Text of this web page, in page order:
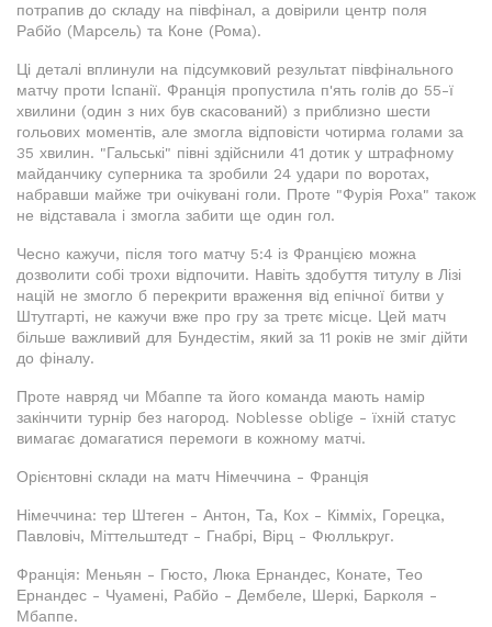
потрапив до складу на півфінал, а довірили центр поля
Рабйо (Марсель) та Коне (Рома).
Ці деталі вплинули на підсумковий результат півфінального
матчу проти Іспанії. Франція пропустила п'ять голів до 55-ї
хвилини (один з них був скасований) з приблизно шести
гольових моментів, але змогла відповісти чотирма голами за
35 хвилин. "Гальські" півні здійснили 41 дотик у штрафному
майданчику суперника та зробили 24 удари по воротах,
набравши майже три очікувані голи. Проте "Фурія Роха" також
не відставала і змогла забити ще один гол.
Чесно кажучи, після того матчу 5:4 із Францією можна
дозволити собі трохи відпочити. Навіть здобуття титулу в Лізі
націй не змогло б перекрити враження від епічної битви у
Штутгарті, не кажучи вже про гру за третє місце. Цей матч
більше важливий для Бундестім, який за 11 років не зміг дійти
до фіналу.
Проте навряд чи Мбаппе та його команда мають намір
закінчити турнір без нагород. Noblesse oblige - їхній статус
вимагає домагатися перемоги в кожному матчі.
Орієнтовні склади на матч Німеччина - Франція
Німеччина: тер Штеген - Антон, Та, Кох - Кімміх, Горецка,
Павловіч, Міттельштедт - Гнабрі, Вірц - Фюллькруг.
Франція: Меньян - Гюсто, Люка Ернандес, Конате, Тео
Ернандес - Чуамені, Рабйо - Дембеле, Шеркі, Барколя -
Мбаппе.